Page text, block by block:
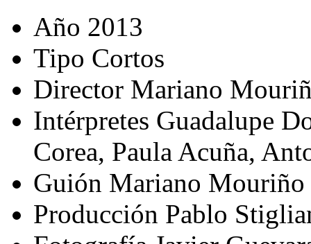
Año 2013
Tipo Cortos
Director Mariano
Intérpretes Guadalupe
Corea, Paula Acuña,
Guión Mariano Mouriño
Producción Pablo